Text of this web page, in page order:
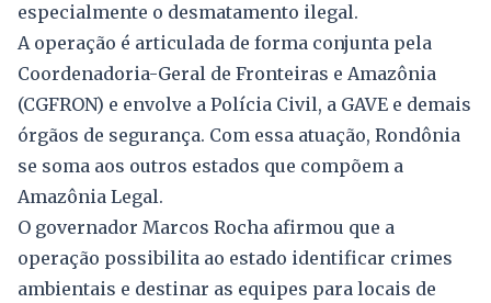
especialmente o desmatamento ilegal.
A operação é articulada de forma conjunta pela
Coordenadoria-Geral de Fronteiras e Amazônia
(CGFRON) e envolve a Polícia Civil, a GAVE e demais
órgãos de segurança. Com essa atuação, Rondônia
se soma aos outros estados que compõem a
Amazônia Legal.
O governador Marcos Rocha afirmou que a
operação possibilita ao estado identificar crimes
ambientais e destinar as equipes para locais de